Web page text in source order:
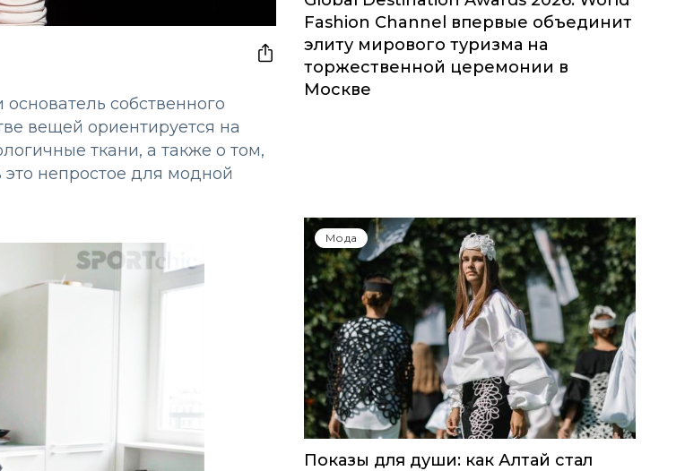
собственного
вещей ориентируется на
ткани, а также о том,
непростое для модной
Fashion Channel впервые объединит
элиту мирового туризма на
торжественной церемонии в
Москве
Мода
Показы для души: как Алтай стал